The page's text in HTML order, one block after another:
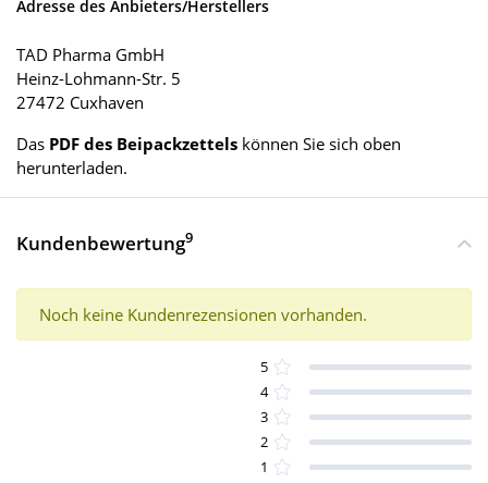
Adresse des Anbieters/Herstellers
TAD Pharma GmbH
Heinz-Lohmann-Str. 5
27472 Cuxhaven
Das PDF des Beipackzettels können Sie sich oben
herunterladen.
Kundenbewertung9
Noch keine Kundenrezensionen vorhanden.
5
4
3
2
1